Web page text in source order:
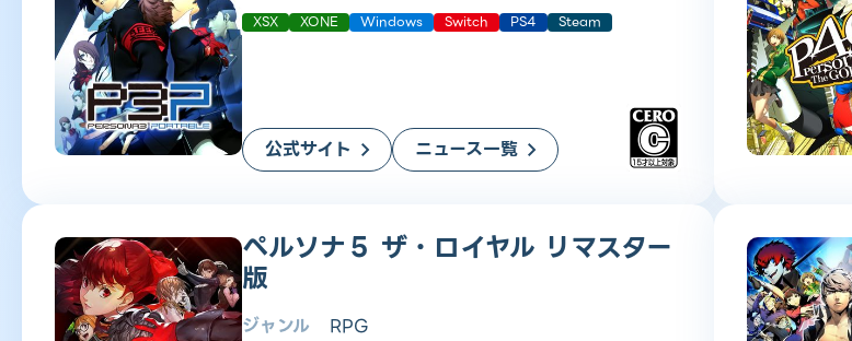
XSX XONE Windows Switch PS4 Steam
公式サイト ニュース一覧
ペルソナ５ ザ・ロイヤル リマスター
版
ジャンル
RPG